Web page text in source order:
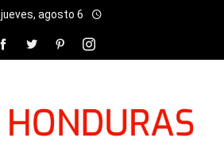
jueves, agosto 6